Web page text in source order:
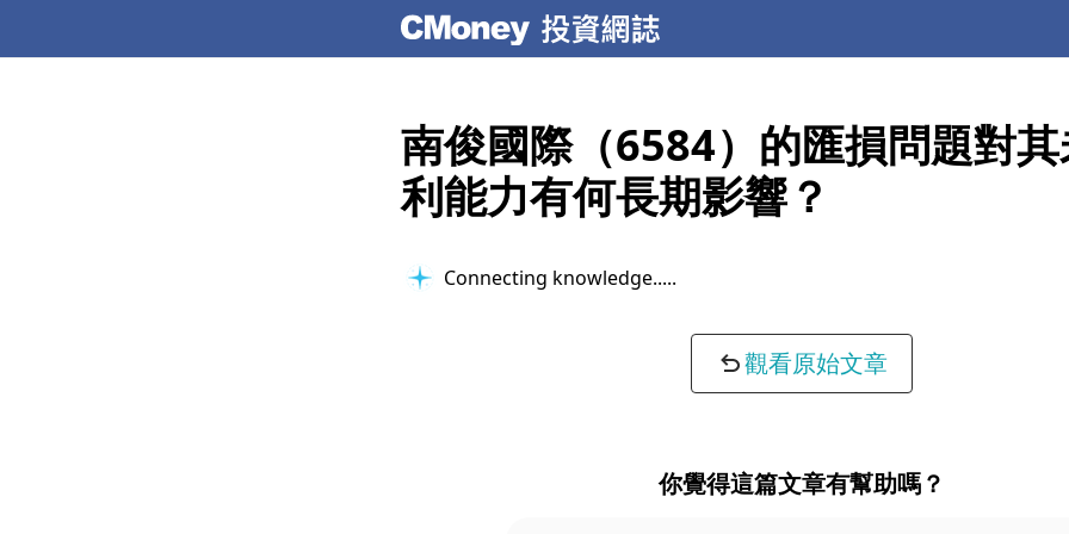
南俊國際（6584）的匯損問題對
利能力有何長期影響？
Connecting knowledge...
觀看原始文章
你覺得這篇文章有幫助嗎？